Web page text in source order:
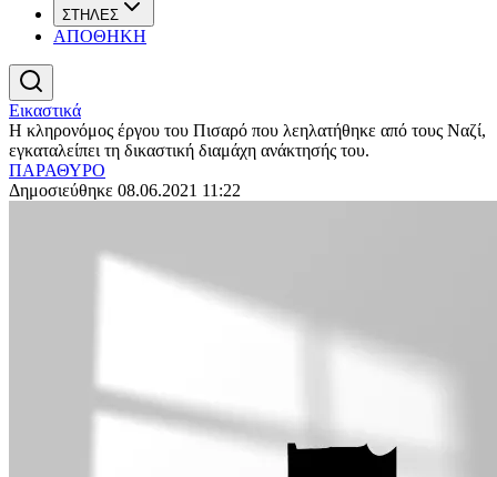
ΣΤΗΛΕΣ
ΑΠΟΘΗΚΗ
Εικαστικά
Η κληρονόμος έργου του Πισαρό που λεηλατήθηκε από τους Ναζί,
εγκαταλείπει τη δικαστική διαμάχη ανάκτησής του.
ΠΑΡΑΘΥΡΟ
Δημοσιεύθηκε 08.06.2021 11:22